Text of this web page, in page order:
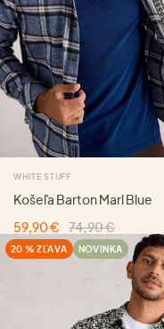
WHITE STUFF
Košeľa Barton Marl Blue
59,90 €
74,90 €
20 % ZĽAVA NOVINKA